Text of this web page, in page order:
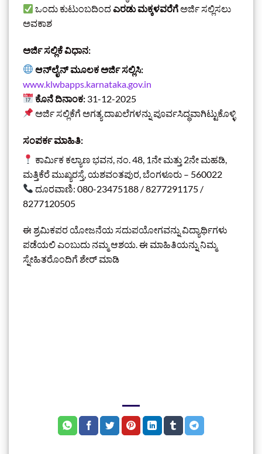
ಒಂದು ಕುಟುಂಬದಿಂದಎರಡು ಮಕ್ಕಳವರೆಗೆಅರ್ಜಿ ಸಲ್ಲಿಸಲು
ಅವಕಾಶ
ಅರ್ಜಿ ಸಲ್ಲಿಕೆ ವಿಧಾನ:
ಆನ್‌ಲೈನ್ ಮೂಲಕ ಅರ್ಜಿ ಸಲ್ಲಿಸಿ:
www.klwbapps.karnataka.gov.in
ಕೊನೆ ದಿನಾಂಕ: 31-12-2025
ಅರ್ಜಿ ಸಲ್ಲಿಕೆಗೆ ಅಗತ್ಯ ದಾಖಲೆಗಳನ್ನು ಪೂರ್ವಸಿದ್ಧವಾಗಿಟ್ಟುಕೊಳ್ಳಿ
ಸಂಪರ್ಕ ಮಾಹಿತಿ:
ಕಾರ್ಮಿಕ ಕಲ್ಯಾಣ ಭವನ, ನಂ. 48, 1ನೇ ಮತ್ತು 2ನೇ ಮಹಡಿ,
ಮತ್ತಿಕೆರೆ ಮುಖ್ಯರಸ್ತೆ, ಯಶವಂತಪುರ, ಬೆಂಗಳೂರು – 560022
ದೂರವಾಣಿ: 080-23475188 / 8277291175 /
8277120505
ಈ ಶ್ರಮಿಕಪರ ಯೋಜನೆಯ ಸದುಪಯೋಗವನ್ನು ವಿದ್ಯಾರ್ಥಿಗಳು
ಪಡೆಯಲಿ ಎಂಬುದು ನಮ್ಮ ಆಶಯ. ಈ ಮಾಹಿತಿಯನ್ನು ನಿಮ್ಮ
ಸ್ನೇಹಿತರೊಂದಿಗೆ ಶೇರ್ ಮಾಡಿ